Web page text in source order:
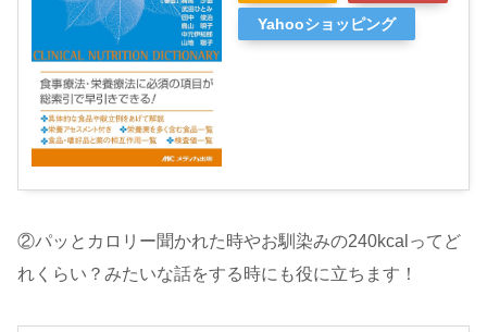
Yahooショッピング
②パッとカロリー聞かれた時やお馴染みの240kcalってど
れくらい？みたいな話をする時にも役に立ちます！